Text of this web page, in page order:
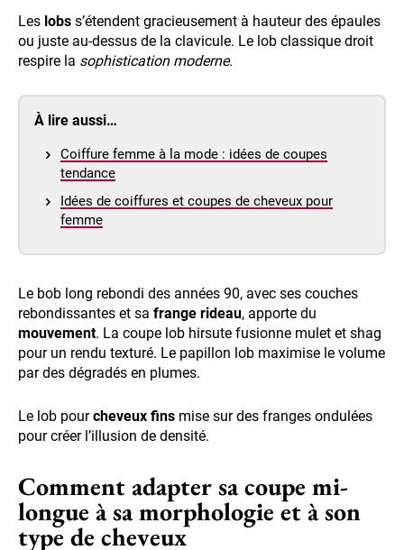
Les lobs s’étendent gracieusement à hauteur des épaules
ou juste au-dessus de la clavicule. Le lob classique droit
respire la sophistication moderne.
À lire aussi…
Coiffure femme à la mode : idées de coupes
tendance
Idées de coiffures et coupes de cheveux pour
femme
Le bob long rebondi des années 90, avec ses couches
rebondissantes et sa frange rideau, apporte du
mouvement. La coupe lob hirsute fusionne mulet et shag
pour un rendu texturé. Le papillon lob maximise le volume
par des dégradés en plumes.
Le lob pourcheveux fins mise sur des franges ondulées
pour créer l’illusion de densité.
Comment adapter sa coupe mi-
longue à sa morphologie et à son
type de cheveux